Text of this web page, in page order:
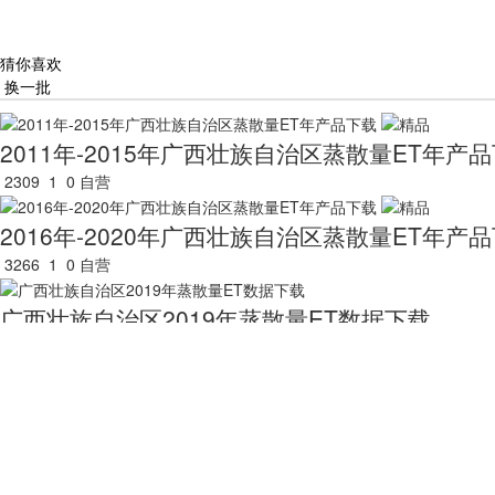
猜你喜欢
换一批
2011年-2015年广西壮族自治区蒸散量ET年产
2309 1 0 自营
2016年-2020年广西壮族自治区蒸散量ET年产
3266 1 0 自营
广西壮族自治区2019年蒸散量ET数据下载